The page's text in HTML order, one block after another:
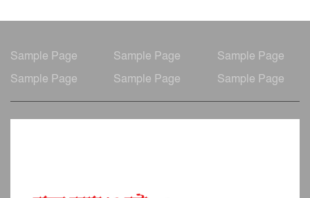
Sample Page Sample Page
Sample Page
Sample Page
Sample Page Sample Page